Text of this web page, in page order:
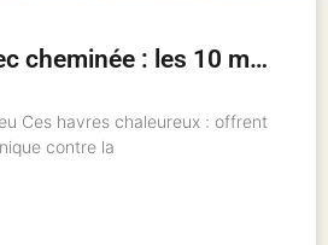
Restaurant avec cheminée : les 10 meilleures adresses pour un hiver chaleureux
Ces havres chaleureux : offrent
contre la